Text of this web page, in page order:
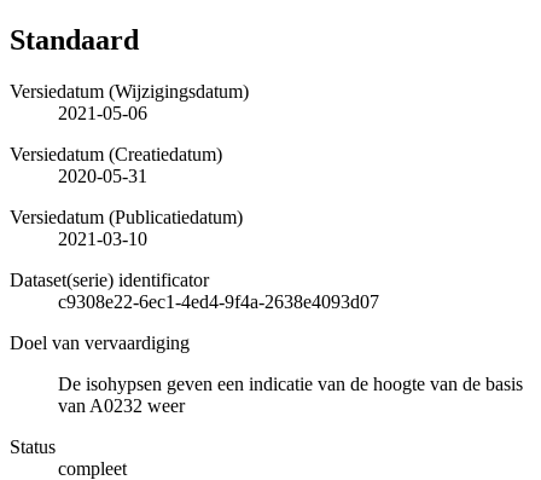
Standaard
Versiedatum (Wijzigingsdatum)
2021-05-06
Versiedatum (Creatiedatum)
2020-05-31
Versiedatum (Publicatiedatum)
2021-03-10
Dataset(serie) identificator
c9308e22-6ec1-4ed4-9f4a-2638e4093d07
Doel van vervaardiging
De isohypsen geven een indicatie van de hoogte van de basis
van A0232 weer
Status
compleet